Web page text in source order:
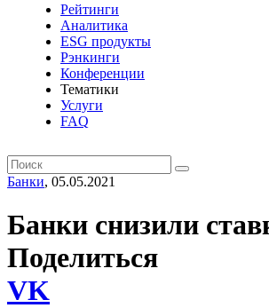
Рейтинги
Аналитика
ESG продукты
Рэнкинги
Конференции
Тематики
Услуги
FAQ
Банки, 05.05.2021
Банки снизили
Поделиться
VK